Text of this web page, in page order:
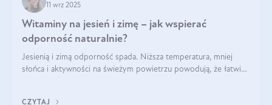
11 wrz 2025
Witaminy na jesień i zimę – jak wspierać
odporność naturalnie?
Jesienią i zimą odporność spada. Niższa temperatura, mniej
słońca i aktywności na świeżym powietrzu powodują, że łatwiej
CZYTAJ